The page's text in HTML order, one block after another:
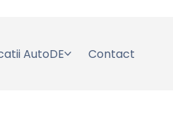
AutoDE Contact